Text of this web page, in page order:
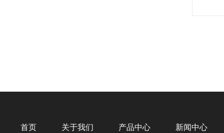
首页 关于我们 产品中心 新闻中心